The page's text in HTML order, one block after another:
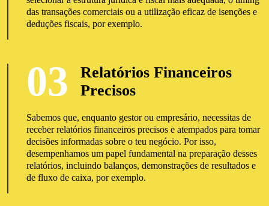
das transações comerciais ou a utilização eficaz de isenções e
deduções fiscais, por exemplo.
03
Relatórios Financeiros
Precisos
Sabemos que, enquanto gestor ou empresário, necessitas de
receber relatórios financeiros precisos e atempados para tomar
decisões informadas sobre o teu negócio. Por isso,
desempenhamos um papel fundamental na preparação desses
relatórios, incluindo balanços, demonstrações de resultados e
de fluxo de caixa, por exemplo.